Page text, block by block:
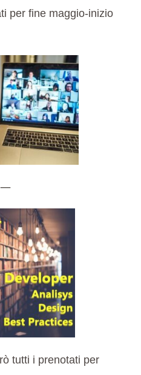
per fine maggio-inizio
—
tutti i prenotati per